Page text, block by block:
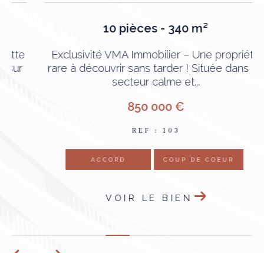
10 pièces - 340 m²
Exclusivité VMA Immobilier – Une propriété
rare à découvrir sans tarder ! Située dans un
secteur calme et...
850 000 €
REF : 103
ACCORD COUP DE COEUR
VOIR LE BIEN